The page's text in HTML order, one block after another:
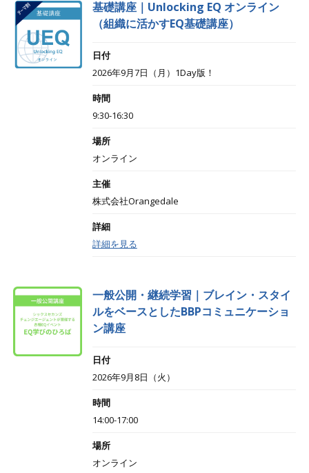
基礎講座｜Unlocking EQ オンライン
（組織に活かすEQ基礎講座）
日付
2026年9月7日（月）1Day版！
時間
9:30-16:30
場所
オンライン
主催
株式会社Orangedale
詳細
詳細を見る
一般公開・継続学習｜ブレイン・スタイ
ルをベースとしたBBPコミュニケーショ
ン講座
日付
2026年9月8日（火）
時間
14:00-17:00
場所
オンライン